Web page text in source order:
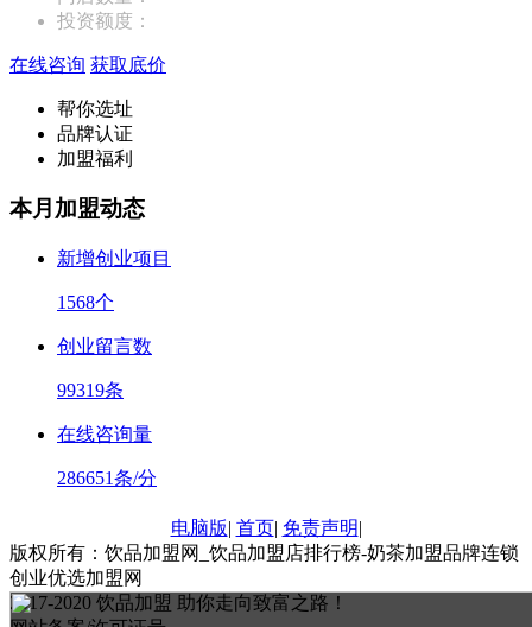
投资额度：
在线咨询 获取底价
帮你选址
品牌认证
加盟福利
本月加盟动态
新增创业项目
1568个
创业留言数
99319条
在线咨询量
286651条/分
电脑版| 首页| 免责声明|
版权所有：饮品加盟网_饮品加盟店排行榜-奶茶加盟品牌连锁
创业优选加盟网
2017-2020 饮品加盟 助你走向致富之路！